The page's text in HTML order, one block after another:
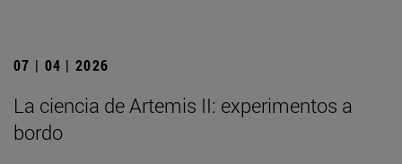
07 | 04 | 2026
La ciencia de Artemis II: experimentos a
bordo